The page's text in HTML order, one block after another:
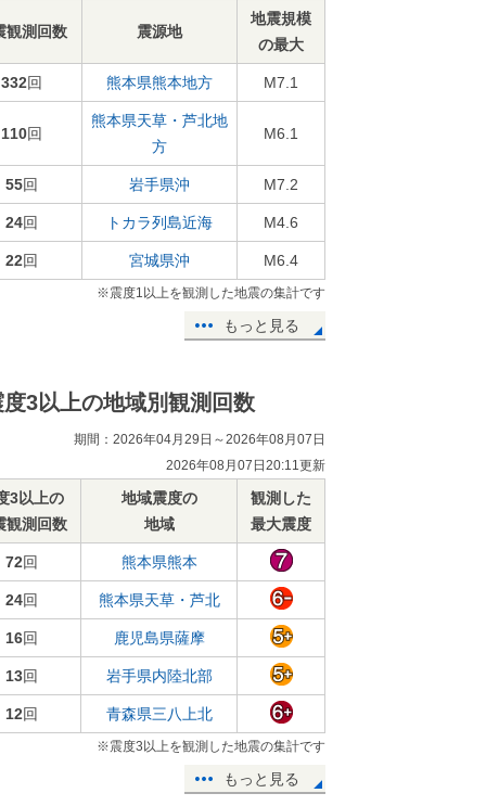
観測回数 震源地
地震規模
の最大
332回 熊本県熊本地方 M7.1
110回
熊本県天草・芦北地
方
M6.1
55回 岩手県沖 M7.2
24回 トカラ列島近海 M4.6
22回 宮城県沖 M6.4
※震度1以上を観測した地震の集計です
もっと見る
度3以上の地域別観測回数
期間：2026年04月29日～2026年08月07日
2026年08月07日20:11更新
3以上の
観測回数
地域震度の
地域
観測した
最大震度
72回 熊本県熊本
24回 熊本県天草・芦北
16回 鹿児島県薩摩
13回 岩手県内陸北部
12回 青森県三八上北
※震度3以上を観測した地震の集計です
もっと見る